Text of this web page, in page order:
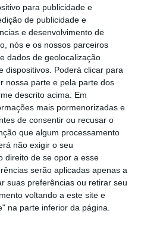
para publicidade e
de publicidade e
e desenvolvimento de
nós e os nossos parceiros
dados de geolocalização
dispositivos. Poderá clicar para
nossa parte e pela parte dos
descrito acima. Em
mais pormenorizadas e
de consentir ou recusar o
que algum processamento
não exigir o seu
direito de se opor a esse
serão aplicadas apenas a
suas preferências ou retirar seu
voltando a este site e
na parte inferior da página.
para todos mas
com isso no
consultores tributários.
A tentação de querer
menos, tudo igual para
em políticas
sustentáveis e
importante:
de facto, deles
princípio “tratar de